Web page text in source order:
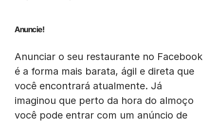
Anuncie!
Anunciar o seu restaurante no Facebook
é a forma mais barata, ágil e direta que
você encontrará atualmente. Já
imaginou que perto da hora do almoço
você pode entrar com um anúncio de